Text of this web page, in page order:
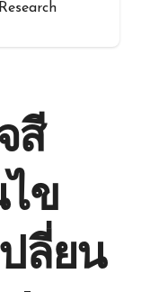
สี
ไข
ปลี่ยน